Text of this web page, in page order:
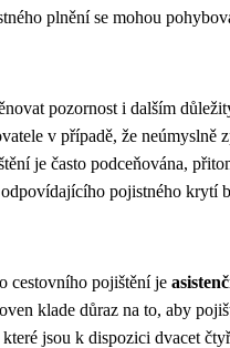
plnění se mohou
pozornost i dalším
v případě, že neúmyslně
je často podceňována,
pojistného krytí
cestovního pojištění je
klade důraz na to, aby
jsou k dispozici dvacet